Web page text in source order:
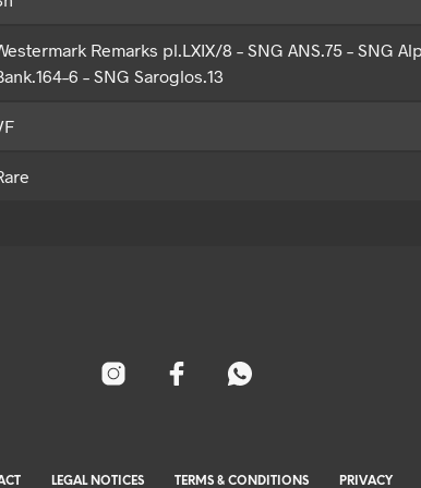
Remarks pl.LXIX/8 – SNG ANS.75 – SNG
– SNG Saroglos.13
LEGAL NOTICES TERMS & CONDITIONS PRIVACY